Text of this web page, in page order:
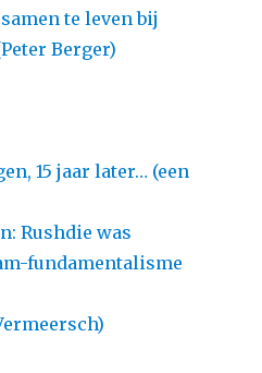
te leven bij
Berger)
15 jaar later… (een
Rushdie was
fundamentalisme